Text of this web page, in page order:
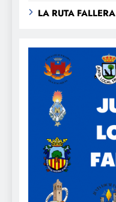
LA RUTA FALLERA